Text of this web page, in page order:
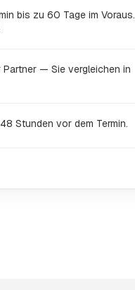
bis zu 60 Tage im Voraus.
— Sie vergleichen in
Stunden vor dem Termin.